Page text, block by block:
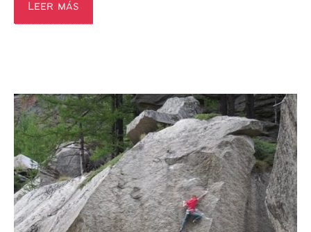
Leer más